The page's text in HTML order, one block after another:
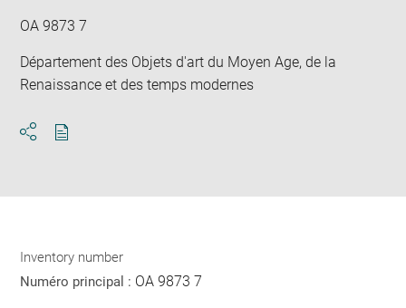
OA 9873 7
Département des Objets d'art du Moyen Age, de la
Renaissance et des temps modernes
Inventory number
Numéro principal : OA 9873 7